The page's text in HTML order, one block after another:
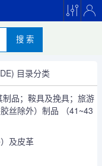
搜 索
目录分类
品；鞍具及挽具；旅游
丝除外）制品 （41~43
及皮革